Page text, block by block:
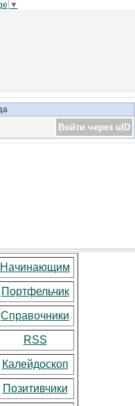
▼
Войти через uID
Начинающим
Портфельчик
Справочники
RSS
Калейдоскоп
Позитивчики